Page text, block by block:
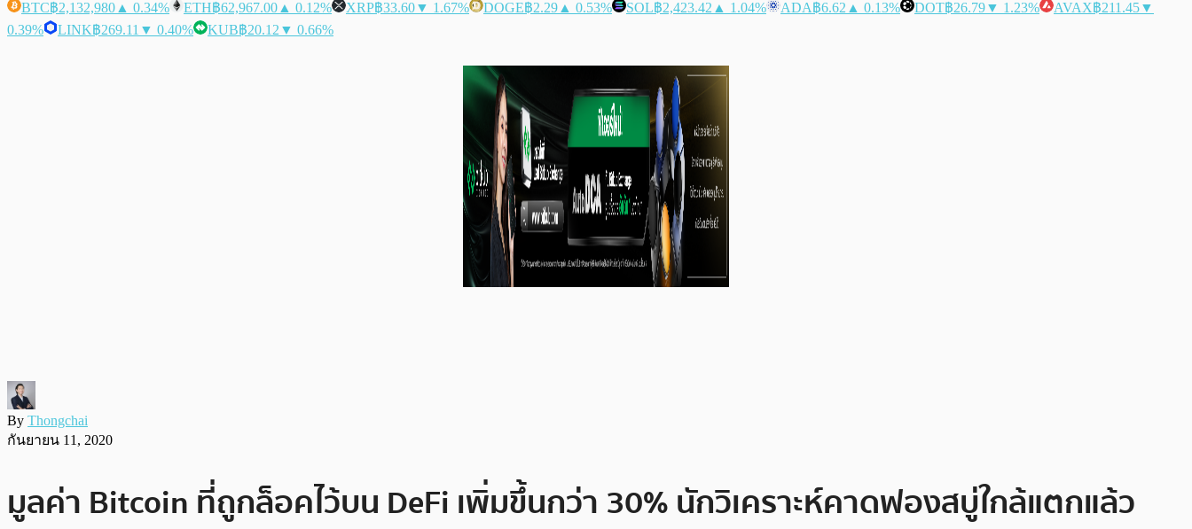
BTC฿2,132,980 ▲ 0.34% ETH฿62,967.00 ▲ 0.12% XRP฿33.60▼ 1.67% DOGE฿2.29 ▲ 0.53% SOL฿2,423.42 ▲ 1.04% ADA฿6.62 ▲ 0.13% DOT฿26.79▼ 1.23% AVAX฿211.45▼
0.39%
LINK฿269.11 ▼ 0.40% KUB฿20.12 ▼ 0.66%
By Thongchai
กันยายน 11, 2020
มูลค่า Bitcoin ที่ถูกล็อคไว้บน DeFi เพิ่มขึ้นกว่า 30% นักวิเคราะห์คาดฟองสบู่ใกล้แตกแล้ว